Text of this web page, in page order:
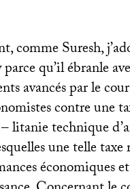
comme Suresh,
qu’il ébranle
avancés par le
contre une
litanie technique
une telle
économiques